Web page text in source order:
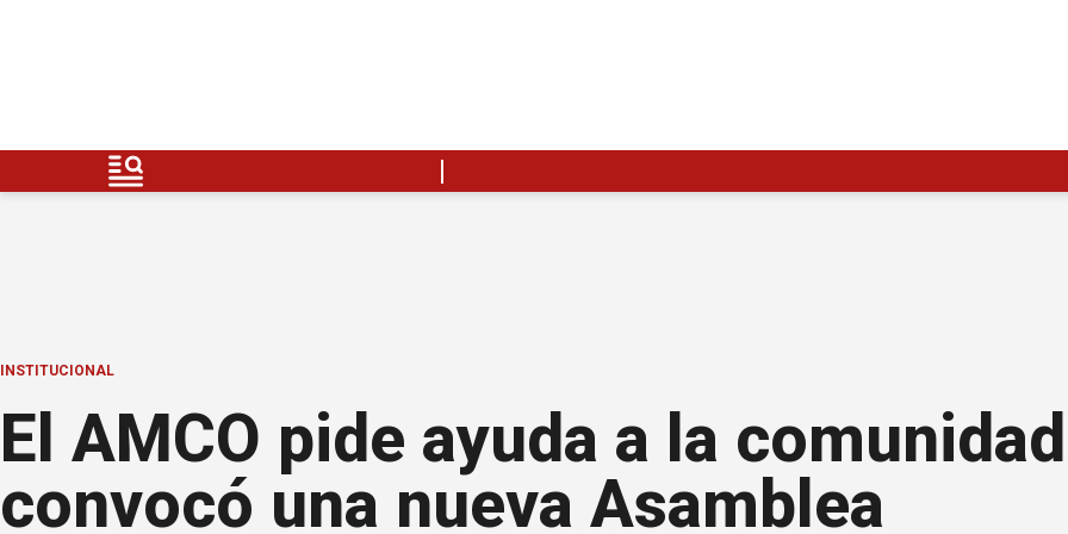
INSTITUCIONAL
El AMCO pide ayuda a la
convocó una nueva Asamblea